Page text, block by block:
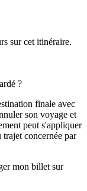
sur cet itinéraire.
?
finale avec
son voyage et
peut s'appliquer
concernée par
mon billet sur